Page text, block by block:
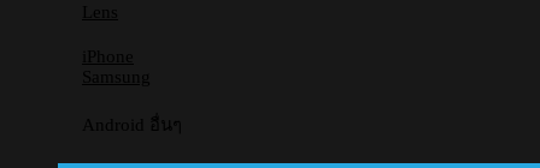
Lens
iPhone
Samsung
Android อื่นๆ